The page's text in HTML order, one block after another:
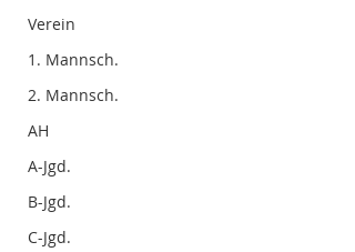
Verein
1. Mannsch.
2. Mannsch.
AH
A-Jgd.
B-Jgd.
C-Jgd.